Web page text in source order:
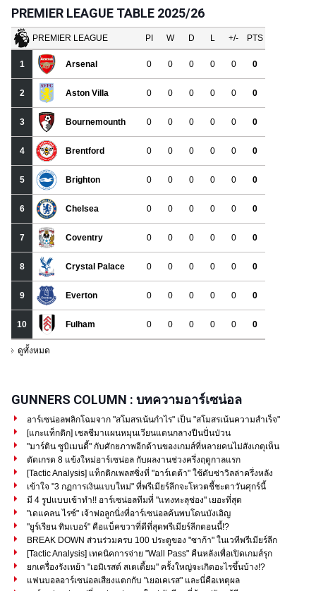
PREMIER LEAGUE TABLE 2025/26
GUNNERS COLUMN : บทความอาร์เซน่อล
อาร์เซน่อลพลิกโฉมจาก "สโมสรเน้นกำไร" เป็น "สโมสรเน้นความสำเร็จ"
[แกะแท็กติก] เชลชีมาแผนหมุนเวียนแดนกลางปืนปั่นป่วน
"มาร์ติน ซูบิเมนดี้" กับศักยภาพอีกด้านของเกมส์ที่หลายคนไม่สังเกตุเห็น
ตัดเกรด 8 แข้งใหม่อาร์เซน่อล กับผลงานช่วงครึ่งฤดูกาลแรก
[Tactic Analysis] แท็กติกเพลสซิ่งที่ "อาร์เตต้า" ใช้ดับซ่าวิลล่าครึ่งหลัง
เข้าใจ "3 กฏการเงินแบบใหม่" ที่พรีเมียร์ลีกจะโหวตชี้ชะตาวันศุกร์นี้
มี 4 รูปแบบเข้าทำ!! อาร์เซน่อลทีมที่ "แทงทะลุช่อง" เยอะที่สุด
"เดแคลน ไรซ์" เจ้าพ่อลูกนิ่งที่อาร์เซน่อลค้นพบโดนบังเอิญ
"ยูร์เรียน ทิมเบอร์" คือแบ็คขวาที่ดีที่สุดพรีเมียร์ลีกตอนนี้!?
BREAK DOWN ส่วนร่วมครบ 100 ประตูของ "ซาก้า" ในเวทีพรีเมียร์ลีก
[Tactic Analysis] เทคนิคการจ่าย "Wall Pass" คืนหลังเพื่อเปิดเกมส์รุก
ยกเครื่องรังเหย้า "เอมิเรสต์ สเตเดี้ยม" ครั้งใหญ่จะเกิดอะไรขึ้นบ้าง!?
แฟนบอลอาร์เซน่อลเสียงแตกกับ "เยอเคเรส" และนี่คือเหตุผล